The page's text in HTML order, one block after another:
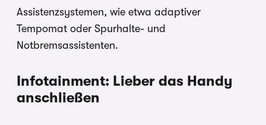
Assistenzsystemen, wie etwa adaptiver
Tempomat oder Spurhalte- und
Notbremsassistenten.
Infotainment: Lieber das Handy
anschließen